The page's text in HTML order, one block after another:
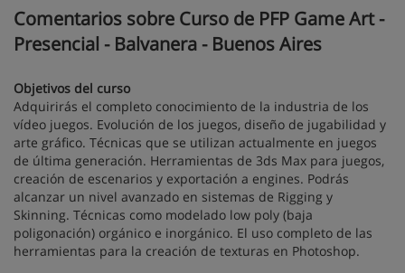
Comentarios sobre Curso de PFP Game Art -
Presencial - Balvanera - Buenos Aires
Objetivos del curso
Adquirirás el completo conocimiento de la industria de los
vídeo juegos. Evolución de los juegos, diseño de jugabilidad y
arte gráfico. Técnicas que se utilizan actualmente en juegos
de última generación. Herramientas de 3ds Max para juegos,
creación de escenarios y exportación a engines. Podrás
alcanzar un nivel avanzado en sistemas de Rigging y
Skinning. Técnicas como modelado low poly (baja
poligonación) orgánico e inorgánico. El uso completo de las
herramientas para la creación de texturas en Photoshop.